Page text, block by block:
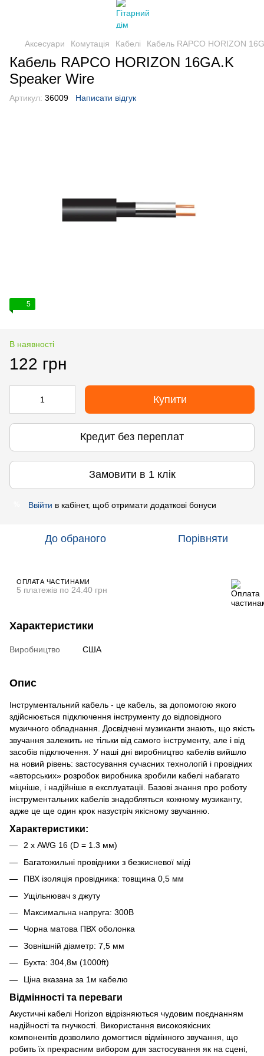
Аксесуари Комутація Кабелі Кабель RAPCO HORIZON
Кабель RAPCO HORIZON 16GA.K
Speaker Wire
Артикул: 36009 Написати відгук
5
В наявності
122 грн
Купити
Кредит без переплат
Замовити в 1 клік
Ввійти в кабінет, щоб отримати додаткові бонуси
До обраного Порівняти
ОПЛАТА ЧАСТИНАМИ
5 платежів по 24.40 грн
Характеристики
Виробництво США
Опис
Інструментальний кабель - це кабель, за допомогою якого
здійснюється підключення інструменту до відповідного
музичного обладнання. Досвідчені музиканти знають, що якість
звучання залежить не тільки від самого інструменту, але і від
засобів підключення. У наші дні виробництво кабелів вийшло
на новий рівень: застосування сучасних технологій і провідних
«авторських» розробок виробника зробили кабелі набагато
міцніше, і надійніше в експлуатації. Базові знання про роботу
інструментальних кабелів знадобляться кожному музиканту,
адже це ще один крок назустріч якісному звучанню.
Характеристики:
2 х AWG 16 (D = 1.3 мм)
Багатожильні провідники з безкисневої міді
ПВХ ізоляція провідника: товщина 0,5 мм
Ущільнювач з джуту
Максимальна напруга: 300В
Чорна матова ПВХ оболонка
Зовнішній діаметр: 7,5 мм
Бухта: 304,8м (1000ft)
Ціна вказана за 1м кабелю
Відмінності та переваги
Акустичні кабелі Horizon відрізняються чудовим поєднанням
надійності та гнучкості. Використання високоякісних
компонентів дозволило домогтися відмінного звучання, що
робить їх прекрасним вибором для застосування як на сцені,